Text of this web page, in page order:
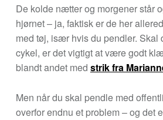
De kolde nætter og morgener står
hjørnet – ja, faktisk er de her
med tøj, især hvis du pendler. Skal
cykel, er det vigtigt at være godt
blandt andet med strik fra
Men når du skal pendle med
overfor endnu et problem – og det